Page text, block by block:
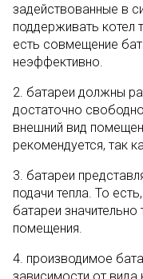
задействованные в
поддерживать котел
есть совмещение
неэффективно.
2. батареи должны
достаточно
внешний вид
рекомендуется, так
3. батареи
подачи тепла. То
батареи значительно
помещения.
4. производимое